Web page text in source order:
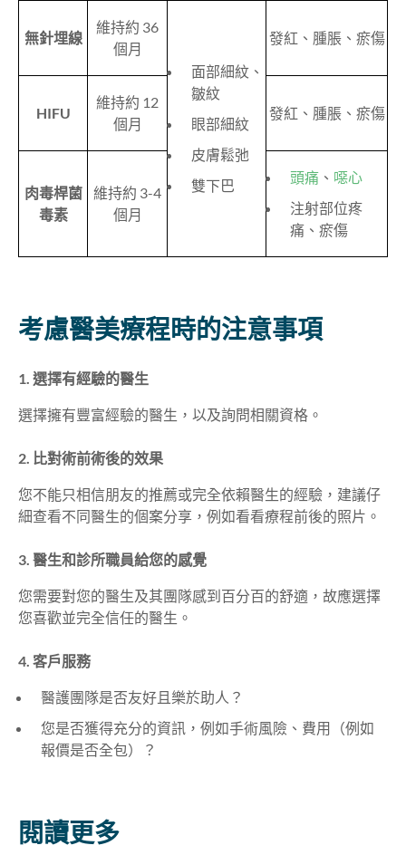
無針埋線
維持約 36
個月
面部細紋、
皺紋
眼部細紋
皮膚鬆弛
雙下巴
發紅、腫脹、瘀傷
HIFU
維持約 12
個月
發紅、腫脹、瘀傷
肉毒桿菌
毒素
維持約 3-4
個月
頭痛 、 噁心
注射部位疼
痛、瘀傷
考慮醫美療程時的注意事項
1. 選擇有經驗的醫生
選擇擁有豐富經驗的醫生，以及詢問相關資格。
2. 比對術前術後的效果
您不能只相信朋友的推薦或完全依賴醫生的經驗，建議仔
細查看不同醫生的個案分享，例如看看療程前後的照片。
3. 醫生和診所職員給您的感覺
您需要對您的醫生及其團隊感到百分百的舒適，故應選擇
您喜歡並完全信任的醫生。
4. 客戶服務
醫護團隊是否友好且樂於助人？
您是否獲得充分的資訊，例如手術風險、費用（例如
報價是否全包）？
閱讀更多